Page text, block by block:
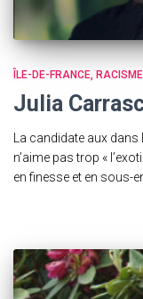
ÎLE-DE-FRANCE RACISME
Julia
La candidate aux
n’aime pas trop «
en finesse et en sous-